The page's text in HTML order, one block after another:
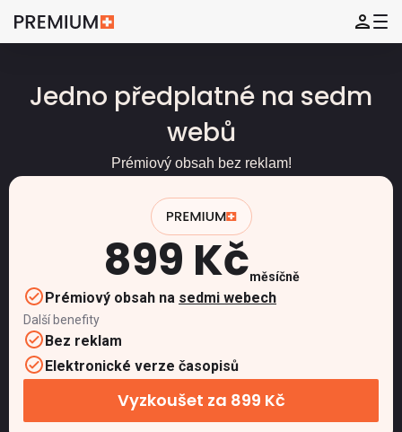
Jedno předplatné na sedm
webů
Prémiový obsah bez reklam!
899 Kčměsíčně
Prémiový obsah na sedmi webech
Další benefity
Bez reklam
Elektronické verze časopisů
Vyzkoušet za 899 Kč